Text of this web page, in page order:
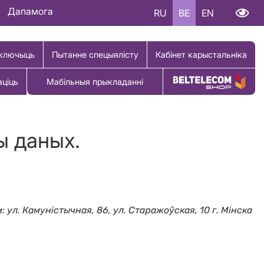
Дапамога RU BE EN
Пытанне спецыялісту Кабінет карыстальніка
Мабільныя прыкладанні Купіць тавар
даных.
ул. Камунiстычная, 86, ул. Старажоўская, 10 г. Мiнска